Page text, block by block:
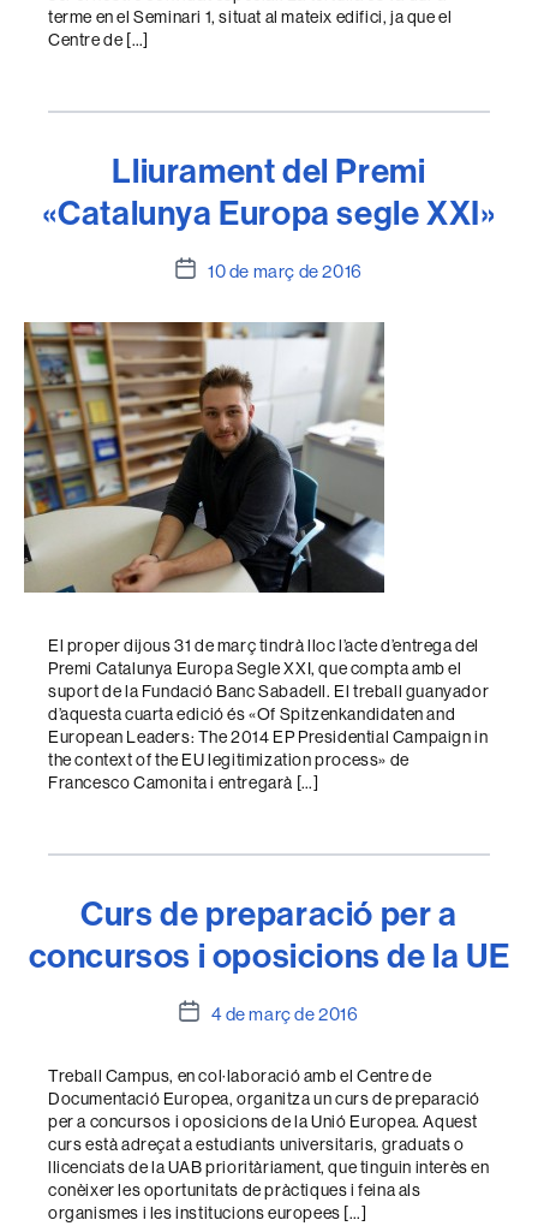
terme en el Seminari 1, situat al mateix edifici, ja que el
Centre de […]
Lliurament del Premi
«Catalunya Europa segle XXI»
Data
l'entrada
10 de març de 2016
El proper dijous 31 de març tindrà lloc l’acte d’entrega del
Premi Catalunya Europa Segle XXI, que compta amb el
suport de la Fundació Banc Sabadell. El treball guanyador
d’aquesta cuarta edició és «Of Spitzenkandidaten and
European Leaders: The 2014 EP Presidential Campaign in
the context of the EU legitimization process» de
Francesco Camonita i entregarà […]
Curs de preparació per a
concursos i oposicions de la UE
Data
l'entrada
4 de març de 2016
Treball Campus, en col·laboració amb el Centre de
Documentació Europea, organitza un curs de preparació
per a concursos i oposicions de la Unió Europea. Aquest
curs està adreçat a estudiants universitaris, graduats o
llicenciats de la UAB prioritàriament, que tinguin interès en
conèixer les oportunitats de pràctiques i feina als
organismes i les institucions europees […]